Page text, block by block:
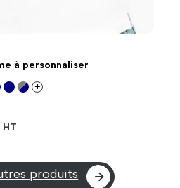
à personnaliser
+
HT
produits